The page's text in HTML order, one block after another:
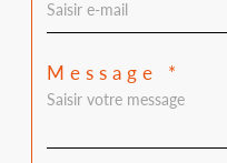
Message *